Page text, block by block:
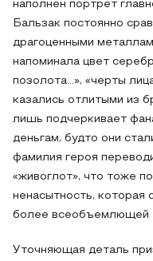
наполнен портрет
Бальзак постоянно
драгоценными
напоминала цвет
позолота…», «черты
казались отлитыми из
лишь подчеркивает
деньгам, будто они
фамилия героя
«живоглот», что тоже
ненасытность, которая
более всеобъемлющей
Уточняющая деталь